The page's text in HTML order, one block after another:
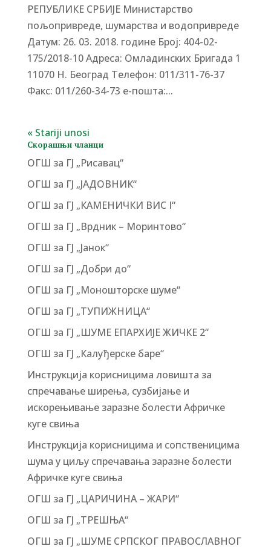
РЕПУБЛИКЕ СРБИЈЕ Министарство
пољопривреде, шумарства и водопривреде
Датум: 26. 03. 2018. године Број: 404-02-
175/2018-10 Адреса: Омладинских Бригада 1
11070 Н. Београд Tелефон: 011/311-76-37
Факс: 011/260-34-73 е-пошта:...
« Stariji unosi
Скорашњи чланци
ОГШ за ГЈ „Рисавац“
ОГШ за ГЈ „ЈАДОВНИК“
ОГШ за ГЈ „КАМЕНИЧКИ ВИС I“
ОГШ за ГЈ „Врдник – Моринтово“
ОГШ за ГЈ „Јанок“
ОГШ за ГЈ „Добри до“
ОГШ за ГЈ „Моношторске шуме“
ОГШ за ГЈ „ТУПИЖНИЦА“
ОГШ за ГЈ „ШУМЕ ЕПАРХИЈЕ ЖИЧКЕ 2“
ОГШ за ГЈ „Калуђерске баре“
Инструкција корисницима ловишта за
спречавање ширења, сузбијање и
искорењивање заразне болести Афричке
куге свиња
Инструкција корисницима и сопственицима
шума у циљу спречавања заразне болести
Афричке куге свиња
ОГШ за ГЈ „ЦАРИЧИНА – ЖАРИ“
ОГШ за ГЈ „ТРЕШЊА“
ОГШ за ГЈ „ШУМЕ СРПСКОГ ПРАВОСЛАВНОГ